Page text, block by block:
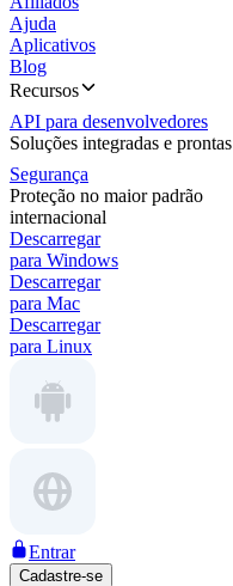
Ajuda
Aplicativos
Blog
Recursos
API para desenvolvedores
Soluções integradas e prontas
Segurança
Proteção no maior padrão
internacional
Descarregar
para Windows
Descarregar
para Mac
Descarregar
para Linux
Entrar
Cadastre-se